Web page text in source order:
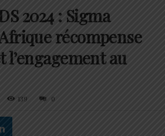
2024 : Sigma
récompense
l’engagement au
139 0